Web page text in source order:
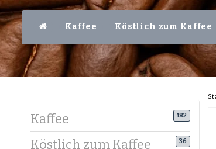
Kaffee Köstlich zum Kaffee
Kaffee 182
Köstlich zum Kaffee 36